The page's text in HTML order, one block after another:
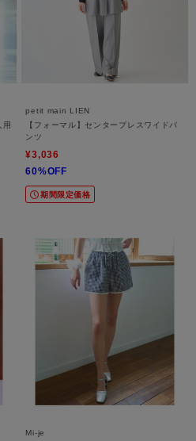
petit main LIEN
【フォーマル】センタープレスワイドパ
ンツ
¥3,036
60%OFF
期間限定価格
Mi-je